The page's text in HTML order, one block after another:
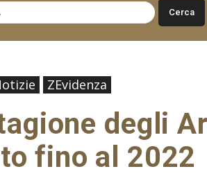
ZEvidenza
degli
fino al 2022